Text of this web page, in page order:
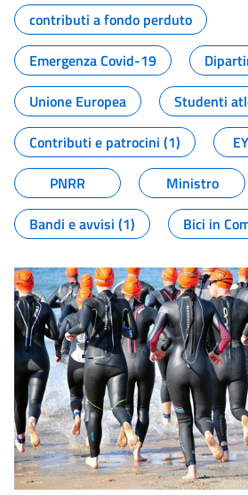
contributi a fondo perduto
Emergenza Covid-19
Unione Europea
Studenti
Contributi e patrocini (1)
PNRR
Ministro
Bandi e avvisi (1)
Bici in